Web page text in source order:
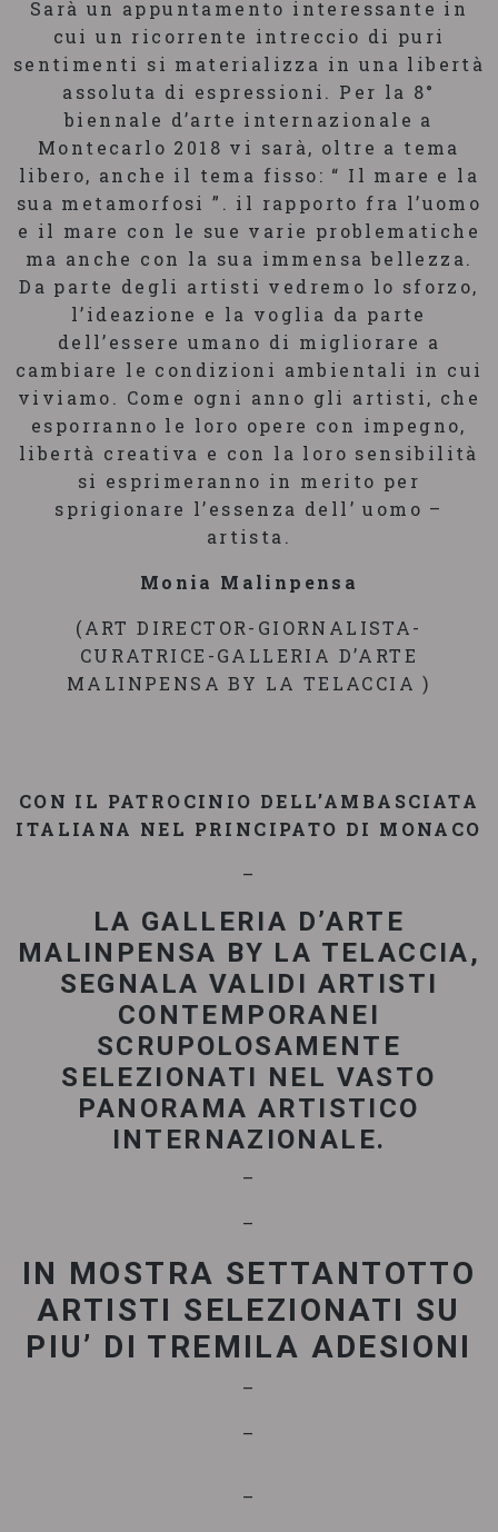
Sarà un appuntamento interessante in
cui un ricorrente intreccio di puri
sentimenti si materializza in una libertà
assoluta di espressioni. Per la 8°
biennale d’arte internazionale a
Montecarlo 2018 vi sarà, oltre a tema
libero, anche il tema fisso: “ Il mare e la
sua metamorfosi ”. il rapporto fra l’uomo
e il mare con le sue varie problematiche
ma anche con la sua immensa bellezza.
Da parte degli artisti vedremo lo sforzo,
l’ideazione e la voglia da parte
dell’essere umano di migliorare a
cambiare le condizioni ambientali in cui
viviamo. Come ogni anno gli artisti, che
esporranno le loro opere con impegno,
libertà creativa e con la loro sensibilità
si esprimeranno in merito per
sprigionare l’essenza dell’ uomo –
artista.
Monia Malinpensa
(ART DIRECTOR-GIORNALISTA-
CURATRICE-GALLERIA D’ARTE
MALINPENSA BY LA TELACCIA )
CON IL PATROCINIO DELL’AMBASCIATA
ITALIANA NEL PRINCIPATO DI MONACO
–
LA GALLERIA D’ARTE
MALINPENSA BY LA TELACCIA,
SEGNALA VALIDI ARTISTI
CONTEMPORANEI
SCRUPOLOSAMENTE
SELEZIONATI NEL VASTO
PANORAMA ARTISTICO
INTERNAZIONALE.
–
–
IN MOSTRA SETTANTOTTO
ARTISTI SELEZIONATI SU
PIU’ DI TREMILA ADESIONI
–
–
–